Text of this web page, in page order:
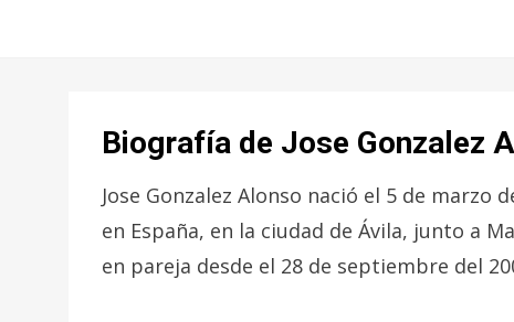
Biografía de Jose Gonzalez
Jose Gonzalez Alonso nació el 5 de marzo
en España, en la ciudad de Ávila, junto a
en pareja desde el 28 de septiembre del